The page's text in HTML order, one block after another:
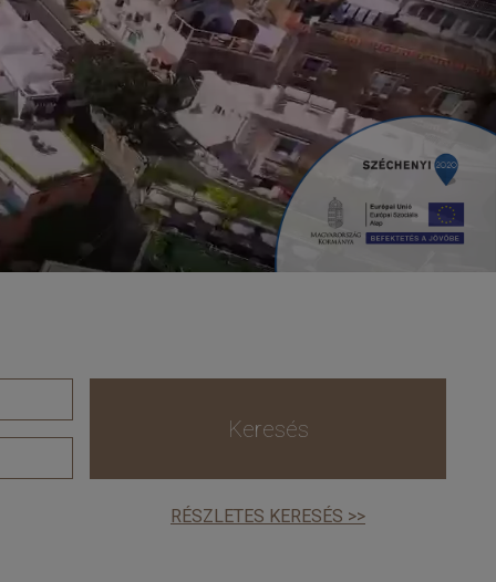
Keresés
RÉSZLETES KERESÉS >>